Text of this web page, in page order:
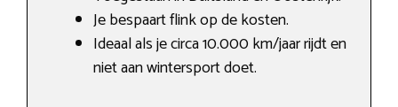
Je bespaart flink op de kosten.
Ideaal als je circa 10.000 km/jaar rijdt en
niet aan wintersport doet.